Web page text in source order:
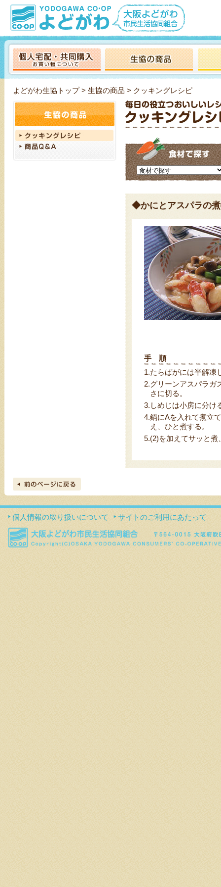
よどがわ生協トップ> 生協の商品 > クッキングレシピ
◆かにとアスパラの
手 順
1.たらばがには半解凍
2.グリーンアスパラガ
さに切る。
3. しめじは小房に分け
4.鍋にAを入れて煮立
え、ひと煮する。
5.(2)を加えてサッと
個人情報の取り扱いについて サイトのご利用にあたって